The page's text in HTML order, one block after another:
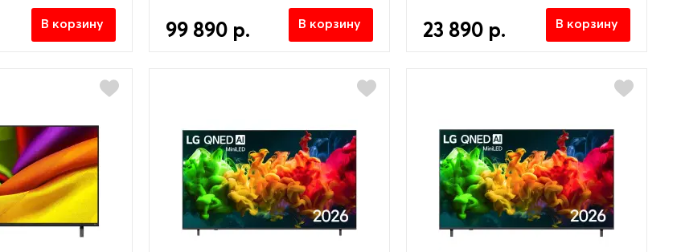
В корзину 99 890 р. В корзину 23 890 р. В корзину